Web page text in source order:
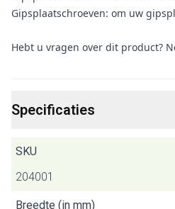
Gipsplaatschroeven: om uw
Hebt u vragen over dit product?
Specificaties
SKU
204001
Breedte (in mm)